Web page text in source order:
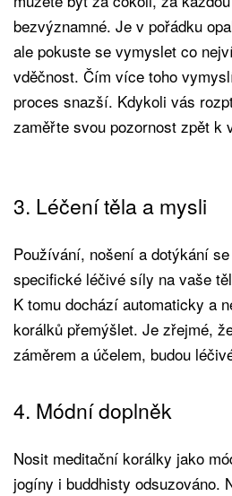
bezvýznamné. Je v pořádku
ale pokuste se vymyslet co
vděčnost. Čím více toho
proces snazší. Kdykoli vás
zaměřte svou pozornost zpět k
3. Léčení těla a mysli
Používání, nošení a dotýkání
specifické léčivé síly na vaše
K tomu dochází automaticky a
korálků přemýšlet. Je zřejmé,
záměrem a účelem, budou
4. Módní doplněk
Nosit meditační korálky jako
jogíny i buddhisty odsuzováno.